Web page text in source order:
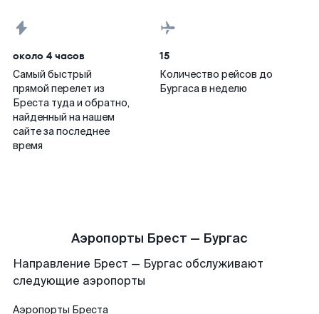
около 4 часов
Самый быстрый
прямой перелет из
Бреста туда и обратно,
найденный на нашем
сайте за последнее
время
15
Количество рейсов до
Бургаса в неделю
Аэропорты Брест — Бургас
Направление Брест — Бургас обслуживают
следующие аэропорты
Аэропорты Бреста